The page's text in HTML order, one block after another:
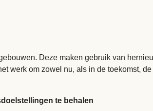
Deze maken gebruik van
werk om zowel nu, als in de toekomst,
te behalen